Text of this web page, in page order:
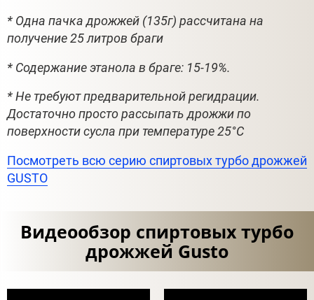
* Одна пачка дрожжей (135г) рассчитана на
получение 25 литров браги
* Содержание этанола в браге: 15-19%.
* Не требуют предварительной регидрации.
Достаточно просто рассыпать дрожжи по
поверхности сусла при температуре 25°С
Посмотреть всю серию спиртовых турбо дрожжей
GUSTO
Видеообзор спиртовых турбо
дрожжей Gusto